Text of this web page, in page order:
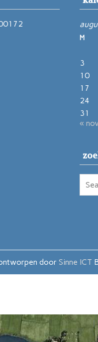
M
3
10
17
24
31
«
door Sinne ICT